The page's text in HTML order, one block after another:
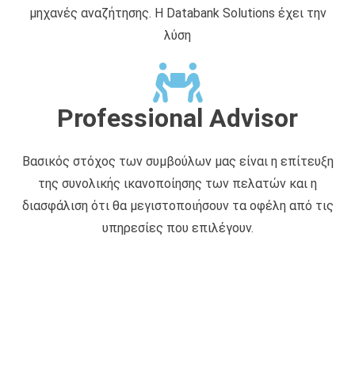
μηχανές αναζήτησης. Η Databank Solutions έχει την
λύση
Professional Advisor
Βασικός στόχος των συμβούλων μας είναι η επίτευξη
της συνολικής ικανοποίησης των πελατών και η
διασφάλιση ότι θα μεγιστοποιήσουν τα οφέλη από τις
υπηρεσίες που επιλέγουν.